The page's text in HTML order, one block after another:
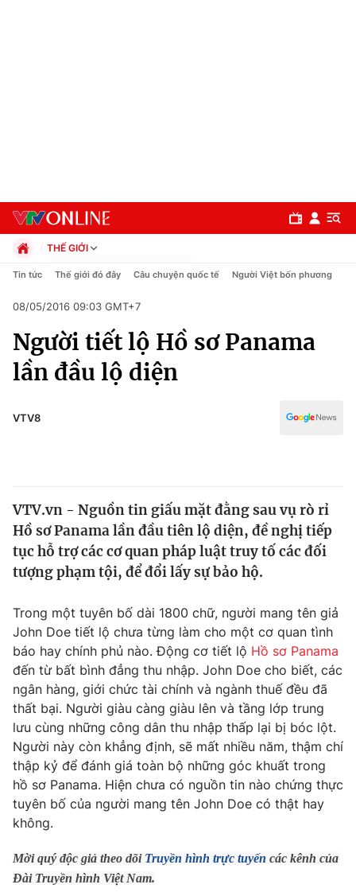
Chuyên mục
Chính trị
Thế giới
Tin tức
Thế giới đó đây
Câu chuyện quốc tế
Tài chính
Thị trường
Góc doanh nghiệp
Dữ liệu và đời sống
Truyền hình
Phim VTV
Hậu trường
Nhân vật
Khán giả
Giải trí
Điện ảnh
Âm nhạc
Sao
Đời sống
Du lịch
Chất lượng cuộc sống
Giáo dục
Tuyển sinh
Học trực tuyến
Công nghệ
THẾ GIỚI
Chính trị
Pháp luật
Kinh tế
Thể thao
Truyền hình
Tin tức Thế giới đó đây Câu chuyện quốc tế Người Việt bốn phương
08/05/2016 09:03 GMT+7
Người tiết lộ Hồ sơ Panama
lần đầu lộ diện
VTV8
VTV.vn - Nguồn tin giấu mặt đằng sau vụ rò rỉ
Hồ sơ Panama lần đầu tiên lộ diện, đề nghị tiếp
tục hỗ trợ các cơ quan pháp luật truy tố các đối
tượng phạm tội, để đổi lấy sự bảo hộ.
Trong một tuyên bố dài 1800 chữ, người mang tên giả
John Doe tiết lộ chưa từng làm cho một cơ quan tình
báo hay chính phủ nào. Động cơ tiết lộ Hồ sơ Panama
đến từ bất bình đẳng thu nhập. John Doe cho biết, các
ngân hàng, giới chức tài chính và ngành thuế đều đã
thất bại. Người giàu càng giàu lên và tầng lớp trung
lưu cùng những công dân thu nhập thấp lại bị bóc lột.
Người này còn khẳng định, sẽ mất nhiều năm, thậm chí
thập kỷ để đánh giá toàn bộ những góc khuất trong
hồ sơ Panama. Hiện chưa có nguồn tin nào chứng thực
tuyên bố của người mang tên John Doe có thật hay
không.
Mời quý độc giả theo dõi Truyền hình trực tuyến các kênh của
Đài Truyền hình Việt Nam.